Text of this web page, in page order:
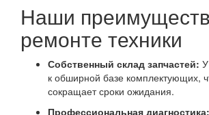
Наши
ремонте техники
Собственный склад запчастей:
к обширной базе комплектующих,
сокращает сроки ожидания.
Профессиональная диагностика: